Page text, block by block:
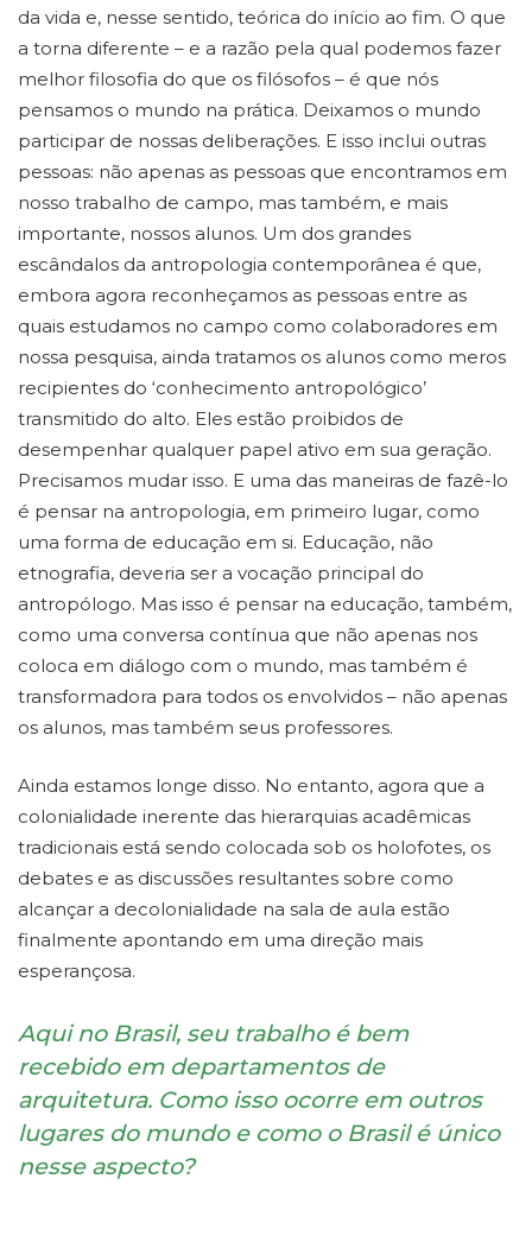
da vida e, nesse sentido, teórica do início ao fim. O que
a torna diferente – e a razão pela qual podemos fazer
melhor filosofia do que os filósofos – é que nós
pensamos o mundo na prática. Deixamos o mundo
participar de nossas deliberações. E isso inclui outras
pessoas: não apenas as pessoas que encontramos em
nosso trabalho de campo, mas também, e mais
importante, nossos alunos. Um dos grandes
escândalos da antropologia contemporânea é que,
embora agora reconheçamos as pessoas entre as
quais estudamos no campo como colaboradores em
nossa pesquisa, ainda tratamos os alunos como meros
recipientes do ‘conhecimento antropológico’
transmitido do alto. Eles estão proibidos de
desempenhar qualquer papel ativo em sua geração.
Precisamos mudar isso. E uma das maneiras de fazê-lo
é pensar na antropologia, em primeiro lugar, como
uma forma de educação em si. Educação, não
etnografia, deveria ser a vocação principal do
antropólogo. Mas isso é pensar na educação, também,
como uma conversa contínua que não apenas nos
coloca em diálogo com o mundo, mas também é
transformadora para todos os envolvidos – não apenas
os alunos, mas também seus professores.
Ainda estamos longe disso. No entanto, agora que a
colonialidade inerente das hierarquias acadêmicas
tradicionais está sendo colocada sob os holofotes, os
debates e as discussões resultantes sobre como
alcançar a decolonialidade na sala de aula estão
finalmente apontando em uma direção mais
esperançosa.
Aqui no Brasil, seu trabalho é bem
recebido em departamentos de
arquitetura. Como isso ocorre em outros
lugares do mundo e como o Brasil é único
nesse aspecto?